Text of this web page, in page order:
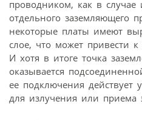
проводником, как в случае
отдельного заземляющего
некоторые платы имеют
слое, что может привести
И хотя в итоге точка
оказывается
ее подключения действует
для излучения или приема